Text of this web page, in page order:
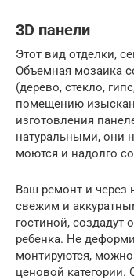
3D панели
Этот вид отделки,
Объемная мозаика
(дерево, стекло,
помещению
изготовления
натуральными, они
моются и надолго
Ваш ремонт и через
свежим и
гостиной, создадут
ребенка. Не
монтируются,
ценовой